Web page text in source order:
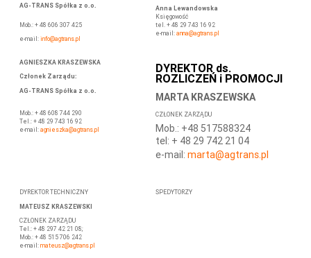
AG-TRANS Spółka z o.o.
Mob.: + 48 606 307 425
e-mail:info@agtrans.pl
AGNIESZKA KRASZEWSKA
Członek Zarządu:
AG-TRANS Spółka z o.o.
Mob.: + 48 608 744 290
Tel.: + 48 29 743 16 92
e-mail:agnieszka@agtrans.pl
Anna Lewandowska
Księgowość
tel. + 48 29 743 16 92
e-mail:anna@agtrans.pl
DYREKTOR ds.
ROZLICZEŃ i PROMOCJI
MARTA KRASZEWSKA
CZŁONEK ZARZĄDU
Mob.: +48 517588324
tel: + 48 29 742 21 04
e-mail: marta@agtrans.pl
DYREKTOR TECHNICZNY
MATEUSZ KRASZEWSKI
CZŁONEK ZARZĄDU
Tel.: + 48 297 42 21 08;
Mob.: + 48 515 706 242
e-mail:mateusz@agtrans.pl
SPEDYTORZY